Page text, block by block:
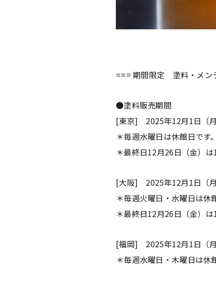
=== 期間限定 塗料・メン
●塗料販売期間
[東京] 2025年12月1日（月
＊毎週水曜日は休館日です。
＊最終日12月26日（金）
[大阪] 2025年12月1日（月
＊毎週火曜日・水曜日は休
＊最終日12月26日（金）
[福岡] 2025年12月1日（月
＊毎週水曜日・木曜日は休